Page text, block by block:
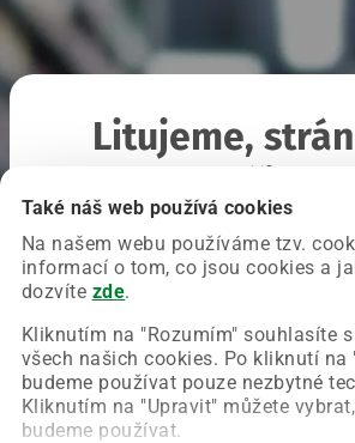
Také náš web používá cookies
Na našem webu používáme tzv.
informací o tom, co jsou cookies a
dozvíte zde.
Kliknutím na "Rozumím" souhlasíte
všech našich cookies. Po kliknutí na
budeme používat pouze nezbytné
Kliknutím na "Upravit" můžete
budeme používat.
Litujeme,
Chyba nastala na naší straně a
Zkuste prosím znovu načíst
Obnovit stránku